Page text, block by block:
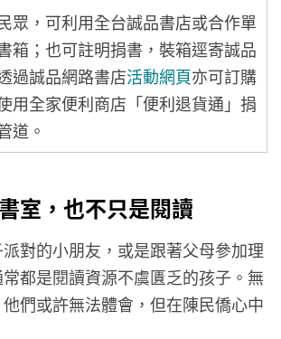
眾，可利用全台誠品書店或合作單
箱；也可註明捐書，裝箱逕寄誠品
過誠品網路書店活動網頁亦可訂購
用全家便利商店「便利退貨通」捐
道。
室，也不只是閱讀
對的小朋友，或是跟著父母參加理
都是閱讀資源不虞匱乏的孩子。無
們或許無法體會，但在陳民僑心中